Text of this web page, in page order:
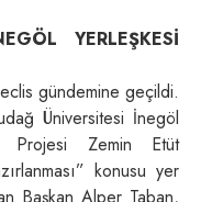
YERLEŞKESİ
gündemine geçildi.
Üniversitesi İnegöl
Projesi Zemin Etüt
konusu yer
Başkan Alper Taban,